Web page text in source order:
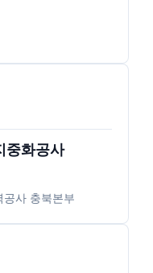
중화공사
공사 충북본부